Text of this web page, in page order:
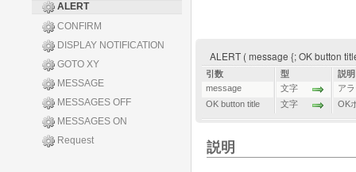
ALERT
CONFIRM
DISPLAY NOTIFICATION
GOTO XY
MESSAGE
MESSAGES OFF
MESSAGES ON
Request
ALERT ( message {; OK button
引数 型
説明
message
文字
ア
OK button title
文字 OK
説明